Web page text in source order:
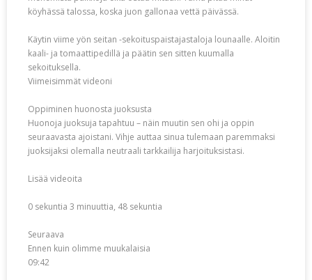
köyhässä talossa, koska juon gallonaa vettä päivässä.
Käytin viime yön seitan -sekoituspaistajastaloja lounaalle. Aloitin
kaali- ja tomaattipedillä ja päätin sen sitten kuumalla
sekoituksella.
Viimeisimmät videoni
Oppiminen huonosta juoksusta
Huonoja juoksuja tapahtuu – näin muutin sen ohi ja oppin
seuraavasta ajoistani. Vihje auttaa sinua tulemaan paremmaksi
juoksijaksi olemalla neutraali tarkkailija harjoituksistasi.
Lisää videoita
0 sekuntia 3 minuuttia, 48 sekuntia
Seuraava
Ennen kuin olimme muukalaisia
09:42